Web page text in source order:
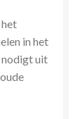
in het
nodigt uit